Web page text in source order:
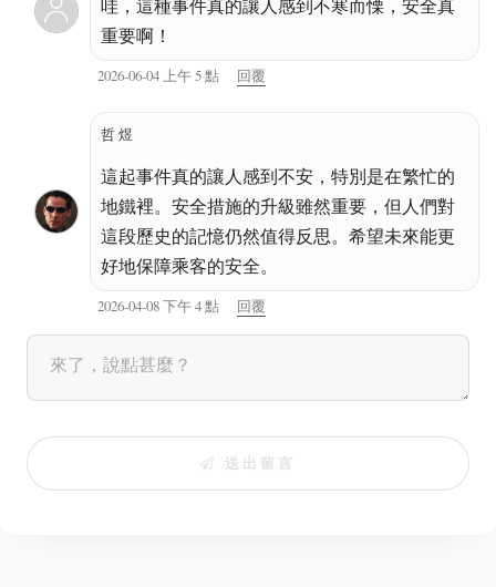
哇，這種事件真的讓人感到不寒而慄，安全真
重要啊！
2026-06-04 上午 5 點 回覆
哲煜
這起事件真的讓人感到不安，特別是在繁忙的
地鐵裡。安全措施的升級雖然重要，但人們對
這段歷史的記憶仍然值得反思。希望未來能更
好地保障乘客的安全。
2026-04-08 下午 4 點 回覆
送出留言